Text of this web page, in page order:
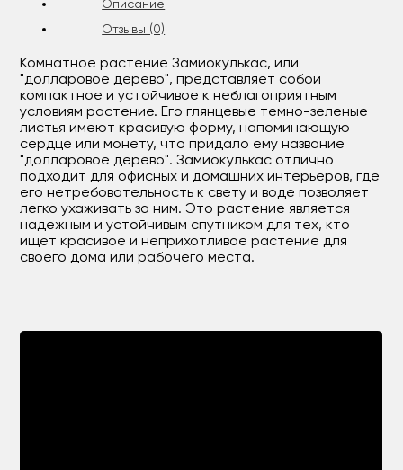
Описание
Отзывы (0)
Комнатное растение Замиокулькас, или
"долларовое дерево", представляет собой
компактное и устойчивое к неблагоприятным
условиям растение. Его глянцевые темно-зеленые
листья имеют красивую форму, напоминающую
сердце или монету, что придало ему название
"долларовое дерево". Замиокулькас отлично
подходит для офисных и домашних интерьеров, где
его нетребовательность к свету и воде позволяет
легко ухаживать за ним. Это растение является
надежным и устойчивым спутником для тех, кто
ищет красивое и неприхотливое растение для
своего дома или рабочего места.